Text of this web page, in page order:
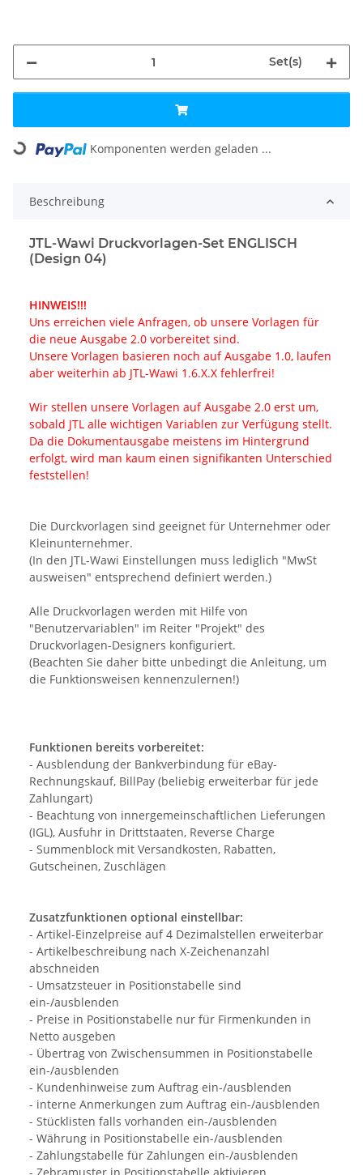
Set(s)
Loading... Komponenten werden geladen ...
Beschreibung
JTL-Wawi Druckvorlagen-Set ENGLISCH
(Design 04)
HINWEIS!!!
Uns erreichen viele Anfragen, ob unsere Vorlagen für
die neue Ausgabe 2.0 vorbereitet sind.
Unsere Vorlagen basieren noch auf Ausgabe 1.0, laufen
aber weiterhin ab JTL-Wawi 1.6.X.X fehlerfrei!
Wir stellen unsere Vorlagen auf Ausgabe 2.0 erst um,
sobald JTL alle wichtigen Variablen zur Verfügung stellt.
Da die Dokumentausgabe meistens im Hintergrund
erfolgt, wird man kaum einen signifikanten Unterschied
feststellen!
Die Durckvorlagen sind geeignet für Unternehmer oder
Kleinunternehmer.
(In den JTL-Wawi Einstellungen muss lediglich "MwSt
ausweisen" entsprechend definiert werden.)
Alle Druckvorlagen werden mit Hilfe von
"Benutzervariablen" im Reiter "Projekt" des
Druckvorlagen-Designers konfiguriert.
(Beachten Sie daher bitte unbedingt die Anleitung, um
die Funktionsweisen kennenzulernen!)
Funktionen bereits vorbereitet:
- Ausblendung der Bankverbindung für eBay-
Rechnungskauf, BillPay (beliebig erweiterbar für jede
Zahlungart)
- Beachtung von innergemeinschaftlichen Lieferungen
(IGL), Ausfuhr in Drittstaaten, Reverse Charge
- Summenblock mit Versandkosten, Rabatten,
Gutscheinen, Zuschlägen
Zusatzfunktionen optional einstellbar:
- Artikel-Einzelpreise auf 4 Dezimalstellen erweiterbar
- Artikelbeschreibung nach X-Zeichenanzahl
abschneiden
- Umsatzsteuer in Positionstabelle sind
ein-/ausblenden
- Preise in Positionstabelle nur für Firmenkunden in
Netto ausgeben
- Übertrag von Zwischensummen in Positionstabelle
ein-/ausblenden
- Kundenhinweise zum Auftrag ein-/ausblenden
- interne Anmerkungen zum Auftrag ein-/ausblenden
- Stücklisten falls vorhanden ein-/ausblenden
- Währung in Positionstabelle ein-/ausblenden
- Zahlungstabelle für Zahlungen ein-/ausblenden